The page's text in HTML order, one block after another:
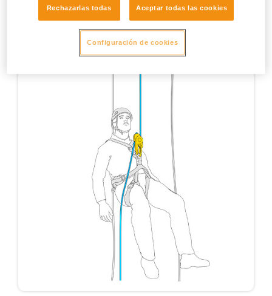
Rechazarlas todas Aceptar todas las cookies
Configuración de cookies